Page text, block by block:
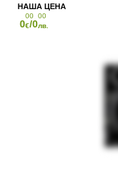
0
00
€/0
00
лв.